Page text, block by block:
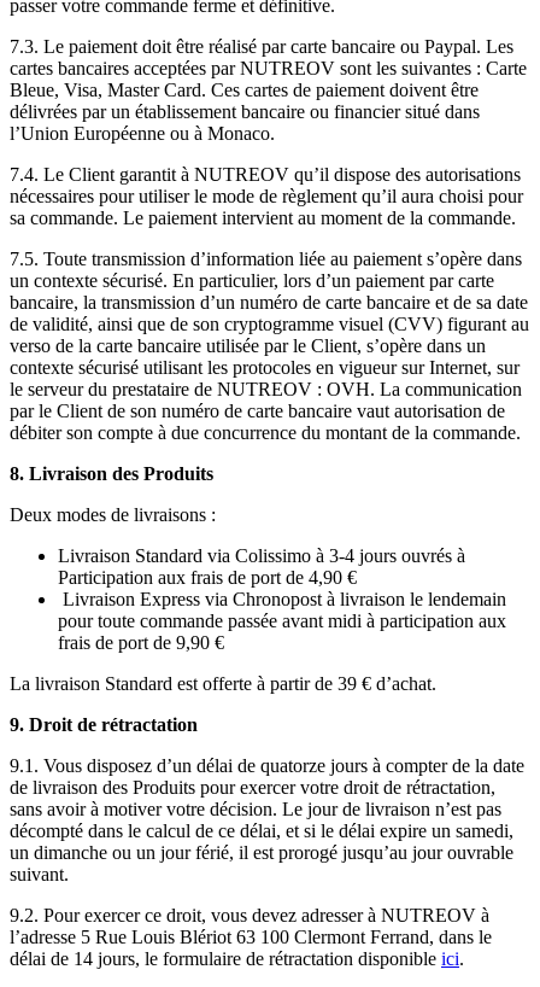
passer votre commande ferme et définitive.
7.3. Le paiement doit être réalisé par carte bancaire ou Paypal. Les
cartes bancaires acceptées par NUTREOV sont les suivantes : Carte
Bleue, Visa, Master Card. Ces cartes de paiement doivent être
délivrées par un établissement bancaire ou financier situé dans
l’Union Européenne ou à Monaco.
7.4. Le Client garantit à NUTREOV qu’il dispose des autorisations
nécessaires pour utiliser le mode de règlement qu’il aura choisi pour
sa commande. Le paiement intervient au moment de la commande.
7.5. Toute transmission d’information liée au paiement s’opère dans
un contexte sécurisé. En particulier, lors d’un paiement par carte
bancaire, la transmission d’un numéro de carte bancaire et de sa date
de validité, ainsi que de son cryptogramme visuel (CVV) figurant au
verso de la carte bancaire utilisée par le Client, s’opère dans un
contexte sécurisé utilisant les protocoles en vigueur sur Internet, sur
le serveur du prestataire de NUTREOV : OVH. La communication
par le Client de son numéro de carte bancaire vaut autorisation de
débiter son compte à due concurrence du montant de la commande.
8. Livraison des Produits
Deux modes de livraisons :
Livraison Standard via Colissimo à 3-4 jours ouvrés à
Participation aux frais de port de 4,90 €
Livraison Express via Chronopost à livraison le lendemain
pour toute commande passée avant midi à participation aux
frais de port de 9,90 €
La livraison Standard est offerte à partir de 39 € d’achat.
9. Droit de rétractation
9.1. Vous disposez d’un délai de quatorze jours à compter de la date
de livraison des Produits pour exercer votre droit de rétractation,
sans avoir à motiver votre décision. Le jour de livraison n’est pas
décompté dans le calcul de ce délai, et si le délai expire un samedi,
un dimanche ou un jour férié, il est prorogé jusqu’au jour ouvrable
suivant.
9.2. Pour exercer ce droit, vous devez adresser à NUTREOV à
l’adresse 5 Rue Louis Blériot 63 100 Clermont Ferrand, dans le
délai de 14 jours, le formulaire de rétractation disponible ici.